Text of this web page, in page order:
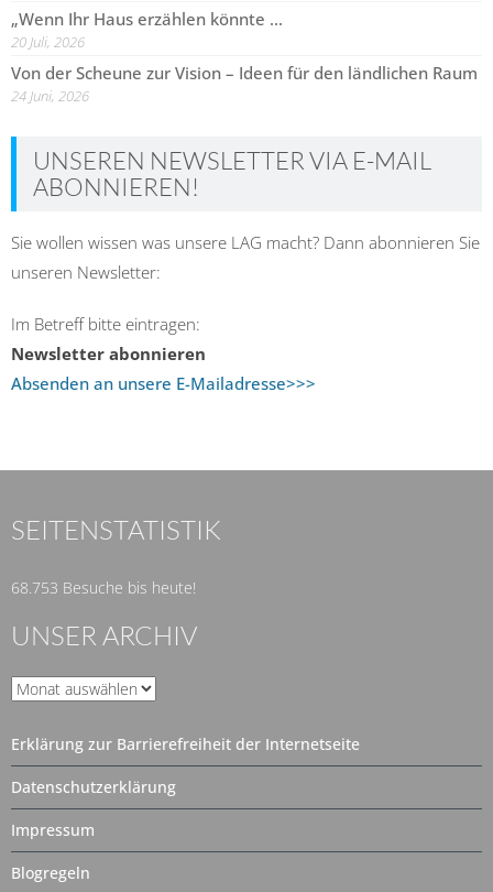
„Wenn Ihr Haus erzählen könnte …
20 Juli, 2026
Von der Scheune zur Vision – Ideen für den ländlichen Raum
24 Juni, 2026
UNSEREN NEWSLETTER VIA E-MAIL
ABONNIEREN!
Sie wollen wissen was unsere LAG macht? Dann abonnieren Sie
unseren Newsletter:
Im Betreff bitte eintragen:
Newsletter abonnieren
Absenden an unsere E-Mailadresse>>>
SEITENSTATISTIK
68.753 Besuche bis heute!
UNSER ARCHIV
Unser
Erklärung zur Barrierefreiheit der Internetseite
Datenschutzerklärung
Impressum
Blogregeln